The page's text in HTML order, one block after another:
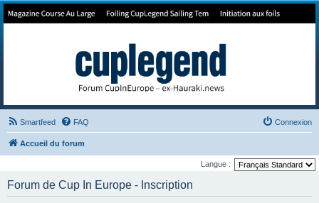
Forum de Cup In Europe
Smartfeed FAQ Connexion
Accueil du forum
Langue :
Forum de Cup In Europe - Inscription